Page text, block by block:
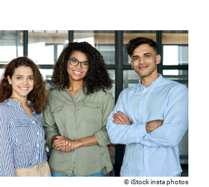
iStock insta photos